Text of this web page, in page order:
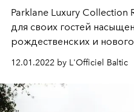
Parklane Luxury Collection
для своих гостей
рождественских и
будет всем — и детям, и
это семейный праздник!
12.01.2022 by L'Officiel Baltic